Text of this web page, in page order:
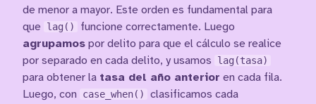
de menor a mayor. Este orden es fundamental para
que
lag()
funcione correctamente. Luego
agrupamos por delito para que el cálculo se realice
por separado en cada delito, y usamos
lag(tasa)
para obtener la tasa del año anterior en cada fila.
Luego, con
case_when()
clasificamos cada